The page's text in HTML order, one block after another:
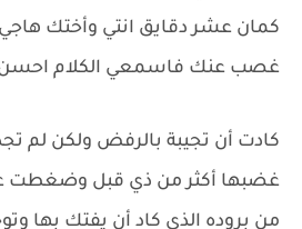
كمان عشر دقايق انتي وأختك
غصب عنك فاسمعي الكلام
كادت أن تجيبة بالرفض ولكن لم
غضبها أكثر من ذي قبل وضغطت
من بروده الذي كاد أن يفتك بها